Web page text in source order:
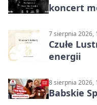
koncert
7 sierpnia 2026,
Czułe
energii
8 sierpnia 2026,
Babskie